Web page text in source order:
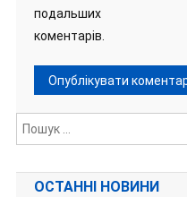
подальших
коментарів.
ОСТАННІ НОВИНИ